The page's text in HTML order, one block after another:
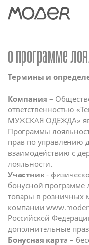
о программе
Термины и
Компания –
ответственностью
МУЖСКАЯ ОДЕЖДА»
Программы
прав по управлению
взаимодействию с
лояльности.
Участник -
бонусной
товары в розничных
компании
Российской
дополнительные
Бонусная карта –